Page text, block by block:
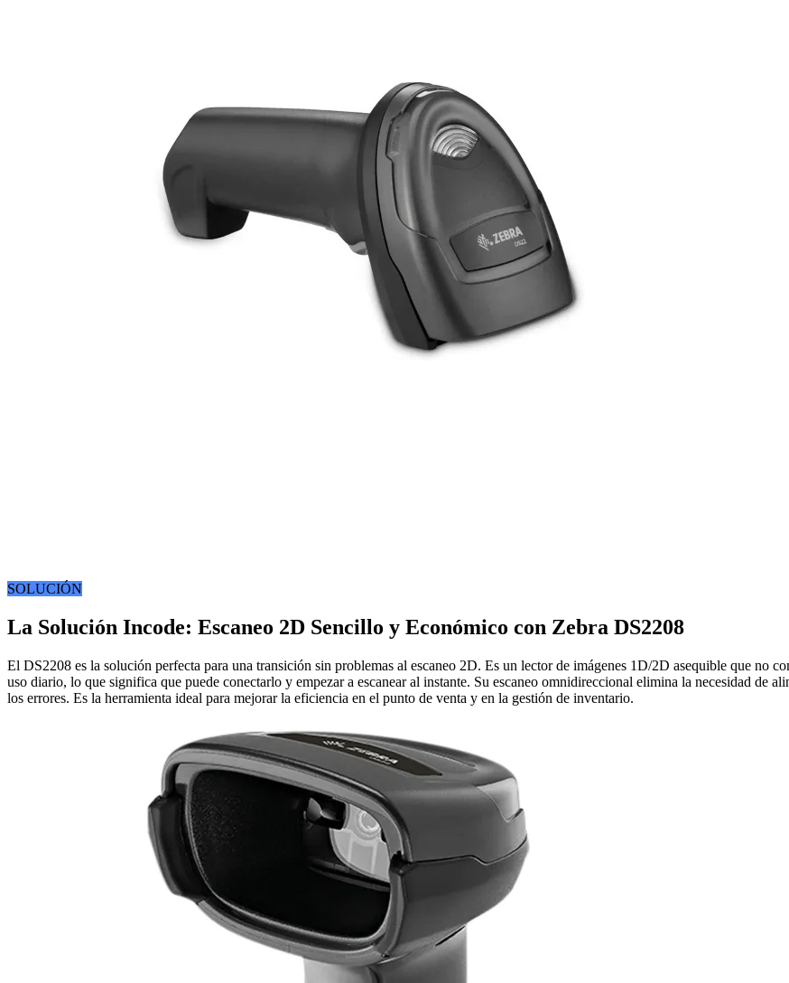
SOLUCIÓN
La Solución Incode: Escaneo 2D Sencillo y Económico con Zebra DS2208
El DS2208 es la solución perfecta para una transición sin problemas al escaneo 2D. Es un lector de imágenes 1D/2D asequible que no
uso diario, lo que significa que puede conectarlo y empezar a escanear al instante. Su escaneo omnidireccional elimina la necesidad de
los errores. Es la herramienta ideal para mejorar la eficiencia en el punto de venta y en la gestión de inventario.